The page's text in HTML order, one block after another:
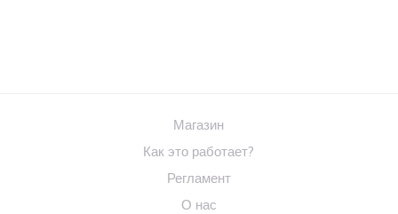
Магазин
Как это работает?
Регламент
О нас